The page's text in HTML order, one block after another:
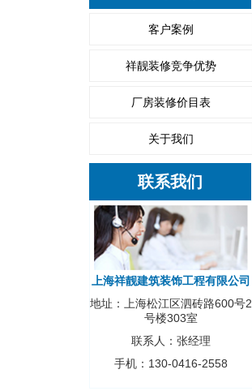
客户案例
祥靓装修竞争优势
厂房装修价目表
关于我们
联系我们
上海祥靓建筑装饰工程有限公司
地址：上海松江区泗砖路600号2
号楼303室
联系人：张经理
手机：130-0416-2558